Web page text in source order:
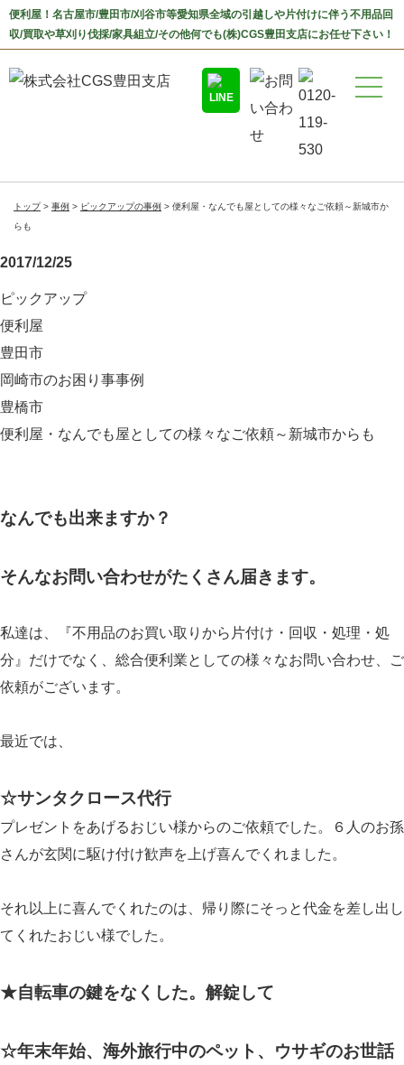
便利屋！名古屋市/豊田市/刈谷市等愛知県全域の引越しや片付けに伴う不用品回
収/買取や草刈り伐採/家具組立/その他何でも(株)CGS豊田支店にお任せ下さい！
トップ 事例 ピックアップの事例
便利屋・なんでも屋としての様々なご依頼～新城市か
らも
2017/12/25
ピックアップ
便利屋
豊田市
岡崎市のお困り事事例
豊橋市
便利屋・なんでも屋としての様々なご依頼～新城市からも
なんでも出来ますか？
そんなお問い合わせがたくさん届きます。
私達は、『不用品のお買い取りから片付け・回収・処理・処
分』だけでなく、総合便利業としての様々なお問い合わせ、ご
依頼がございます。
最近では、
☆サンタクロース代行
プレゼントをあげるおじい様からのご依頼でした。６人のお孫
さんが玄関に駆け付け歓声を上げ喜んでくれました。
それ以上に喜んでくれたのは、帰り際にそっと代金を差し出し
てくれたおじい様でした。
★自転車の鍵をなくした。解錠して
☆年末年始、海外旅行中のペット、ウサギのお世話